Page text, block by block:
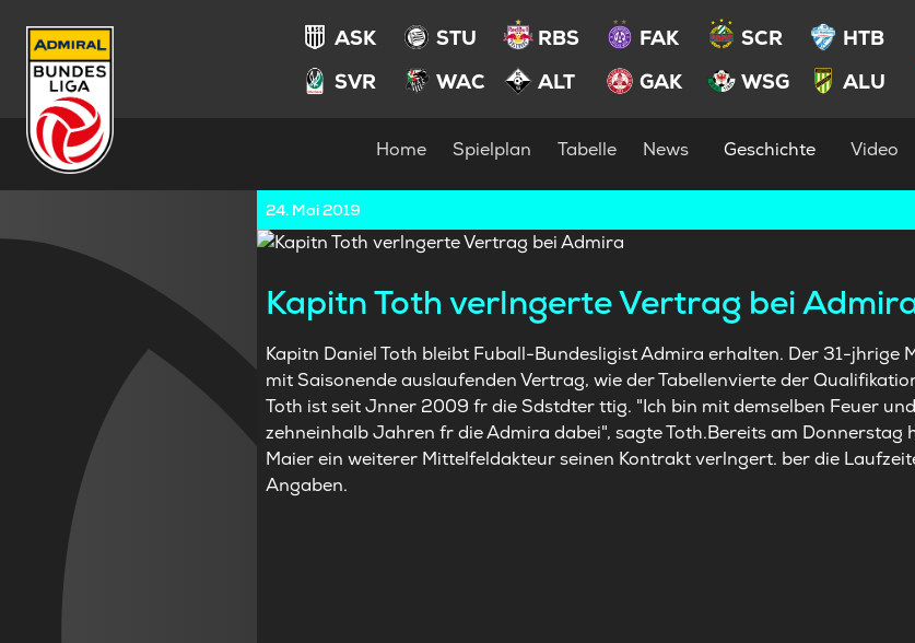
ASK STU RBS FAK SCR
HTB
SVR
WAC ALT GAK WSG ALU
Home Spielplan Tabelle News Geschichte Video
24. Mai 2019
Kapitn Toth verlngerte Vertrag bei
Kapitn Daniel Toth bleibt Fuball-Bundesligist Admira erhalten. Der 31-jhrige
mit Saisonende auslaufenden Vertrag, wie der Tabellenvierte der
Toth ist seit Jnner 2009 fr die Sdstdter ttig. "Ich bin mit demselben Feuer
zehneinhalb Jahren fr die Admira dabei", sagte Toth.Bereits am
Maier ein weiterer Mittelfeldakteur seinen Kontrakt verlngert. ber die
Angaben.